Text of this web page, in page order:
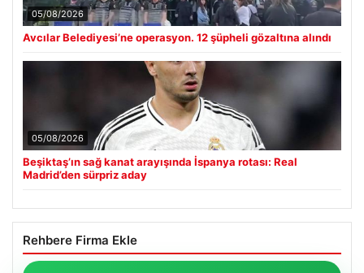
05/08/2026
Avcılar Belediyesi’ne operasyon. 12 şüpheli gözaltına alındı
05/08/2026
Beşiktaş’ın sağ kanat arayışında İspanya rotası: Real
Madrid’den sürpriz aday
Rehbere Firma Ekle